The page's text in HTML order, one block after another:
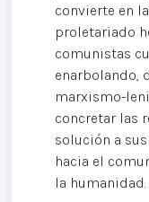
convierte en
proletariado
comunistas
enarbolando,
marxismo-
concretar las
solución a
hacia el
la humanidad.